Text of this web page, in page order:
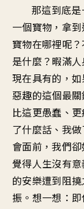
那這到底
一個寶物，拿
寶物在哪裡呢
是什麼？暇滿
現在具有的，
惡趣的這個最
比這更愚蠢、
了什麼話、我
會面前，我們
覺得人生沒有
的安樂遭到阻
振。想一想：